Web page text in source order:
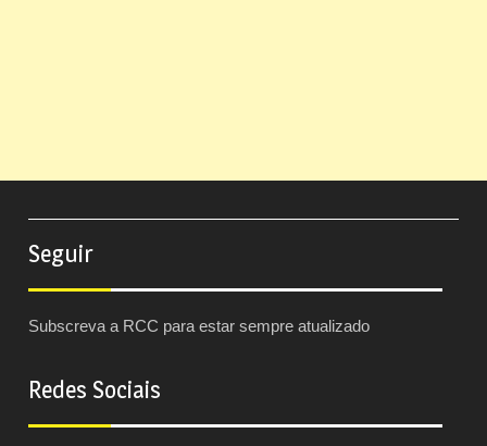
Seguir
Subscreva a RCC para estar sempre atualizado
Redes Sociais